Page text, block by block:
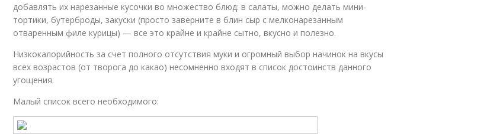
добавлять их нарезанные кусочки во множество блюд: в салаты, можно делать мини-
тортики, бутерброды, закуски (просто заверните в блин сыр с мелконарезанным
отваренным филе курицы) — все это крайне и крайне сытно, вкусно и полезно.
Низкокалорийность за счет полного отсутствия муки и огромный выбор начинок на вкусы
всех возрастов (от творога до какао) несомненно входят в список достоинств данного
угощения.
Малый список всего необходимого: